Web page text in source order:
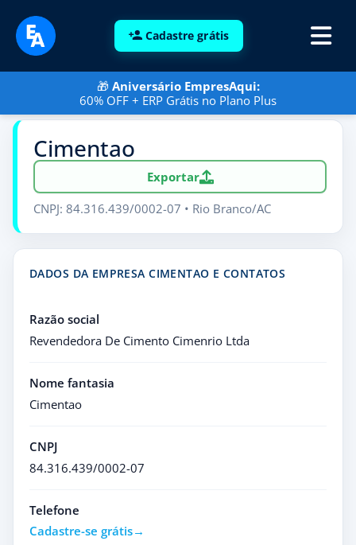
Cadastre grátis
🎁 Aniversário EmpresAqui:
60% OFF + ERP Grátis no Plano Plus
Cimentao
Exportar
CNPJ: 84.316.439/0002-07 • Rio Branco/AC
DADOS DA EMPRESA CIMENTAO E CONTATOS
Razão social
Revendedora De Cimento Cimenrio Ltda
Nome fantasia
Cimentao
CNPJ
84.316.439/0002-07
Telefone
Cadastre-se grátis